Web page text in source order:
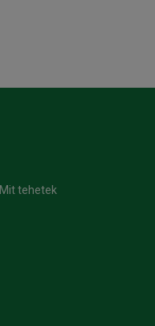
Mit tehetek